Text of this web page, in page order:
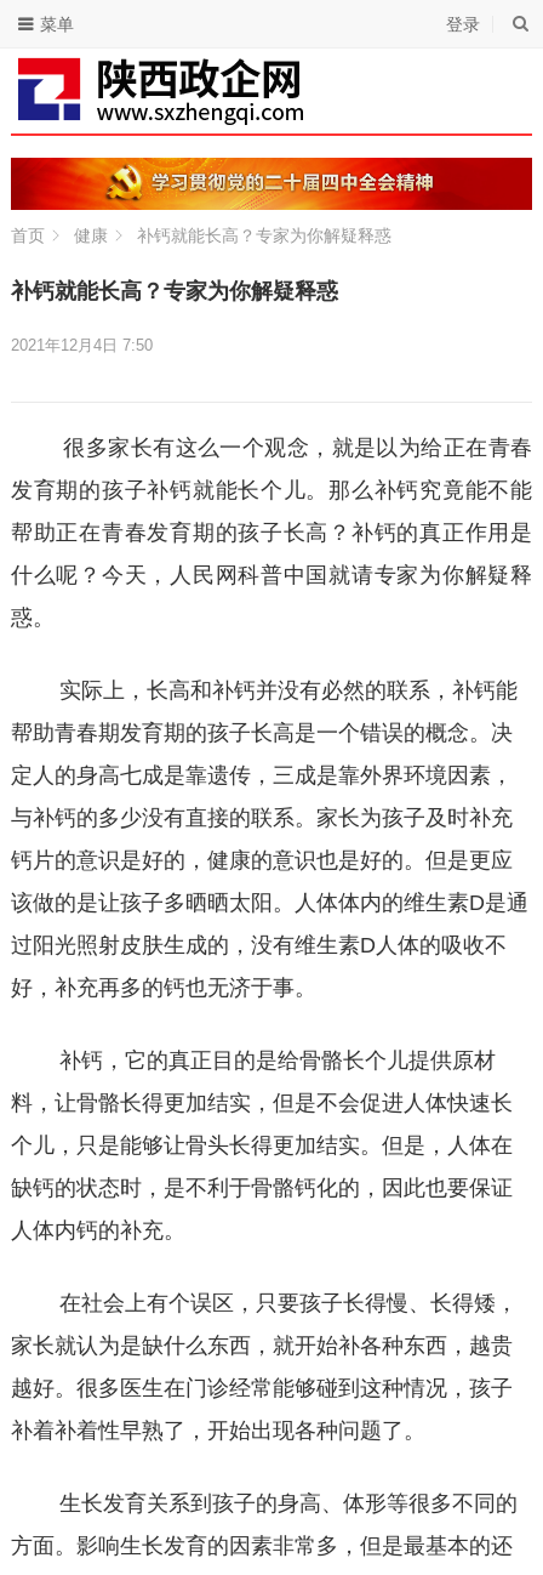
登录
菜单
首页 健康 补钙就能长高？专家为你解疑释惑
补钙就能长高？专家为你解疑释惑
2021年12月4日 7:50
很多家长有这么一个观念，就是以为给正在青春
发育期的孩子补钙就能长个儿。那么补钙究竟能不能
帮助正在青春发育期的孩子长高？补钙的真正作用是
什么呢？今天，人民网科普中国就请专家为你解疑释
惑。
实际上，长高和补钙并没有必然的联系，补钙能
帮助青春期发育期的孩子长高是一个错误的概念。决
定人的身高七成是靠遗传，三成是靠外界环境因素，
与补钙的多少没有直接的联系。家长为孩子及时补充
钙片的意识是好的，健康的意识也是好的。但是更应
该做的是让孩子多晒晒太阳。人体体内的维生素D是通
过阳光照射皮肤生成的，没有维生素D人体的吸收不
好，补充再多的钙也无济于事。
补钙，它的真正目的是给骨骼长个儿提供原材
料，让骨骼长得更加结实，但是不会促进人体快速长
个儿，只是能够让骨头长得更加结实。但是，人体在
缺钙的状态时，是不利于骨骼钙化的，因此也要保证
人体内钙的补充。
在社会上有个误区，只要孩子长得慢、长得矮，
家长就认为是缺什么东西，就开始补各种东西，越贵
越好。很多医生在门诊经常能够碰到这种情况，孩子
补着补着性早熟了，开始出现各种问题了。
生长发育关系到孩子的身高、体形等很多不同的
方面。影响生长发育的因素非常多，但是最基本的还